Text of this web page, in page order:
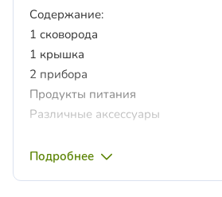
Содержание:
1 сковорода
1 крышка
2 прибора
Продукты питания
Различные аксессуары
Подробнее